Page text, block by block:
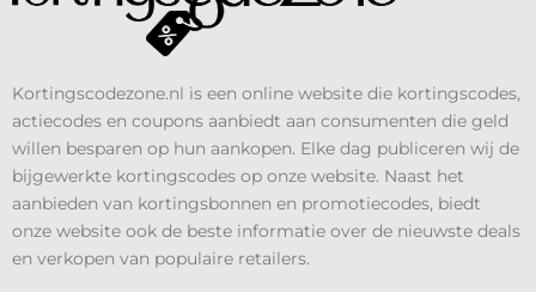
Kortingscodezone.nl is een online website die kortingscodes,
actiecodes en coupons aanbiedt aan consumenten die geld
willen besparen op hun aankopen. Elke dag publiceren wij de
bijgewerkte kortingscodes op onze website. Naast het
aanbieden van kortingsbonnen en promotiecodes, biedt
onze website ook de beste informatie over de nieuwste deals
en verkopen van populaire retailers.